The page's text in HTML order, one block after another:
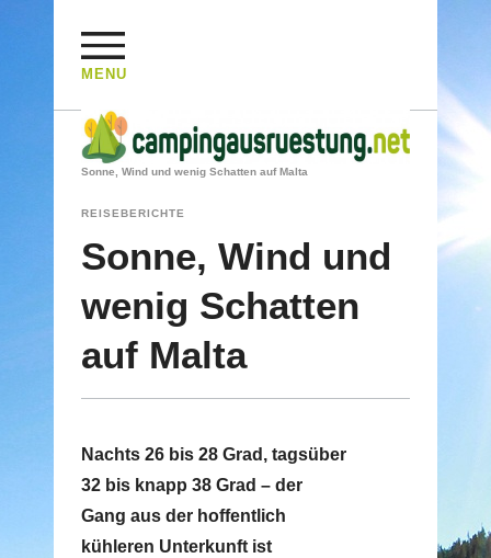
MENU
HOME/ REISEBERICHTE /
Sonne, Wind und wenig Schatten auf Malta
REISEBERICHTE
Sonne, Wind und
wenig Schatten
auf Malta
Nachts 26 bis 28 Grad, tagsüber
32 bis knapp 38 Grad – der
Gang aus der hoffentlich
kühleren Unterkunft ist